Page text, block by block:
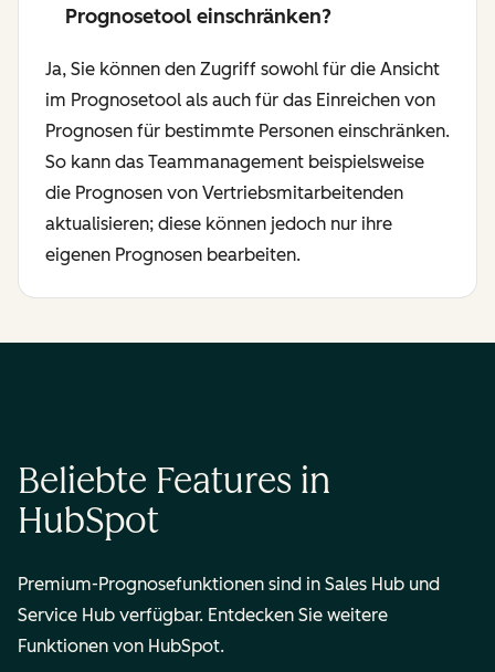
Prognosetool einschränken?
Ja, Sie können den Zugriff sowohl für die Ansicht
im Prognosetool als auch für das Einreichen von
Prognosen für bestimmte Personen einschränken.
So kann das Teammanagement beispielsweise
die Prognosen von Vertriebsmitarbeitenden
aktualisieren; diese können jedoch nur ihre
eigenen Prognosen bearbeiten.
Beliebte Features in
HubSpot
Premium-Prognosefunktionen sind in Sales Hub und
Service Hub verfügbar. Entdecken Sie weitere
Funktionen von HubSpot.